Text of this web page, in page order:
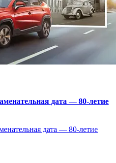
дата — 80-летие
дата — 80-летие